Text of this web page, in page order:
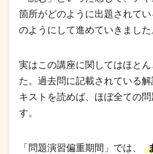
箇所がどのように出題されて
のようにして進めていきました
実はこの講座に関してはほと
た。過去問に記載されている
キストを読めば、ほぼ全ての
す。
「問題演習偏重期間」では、